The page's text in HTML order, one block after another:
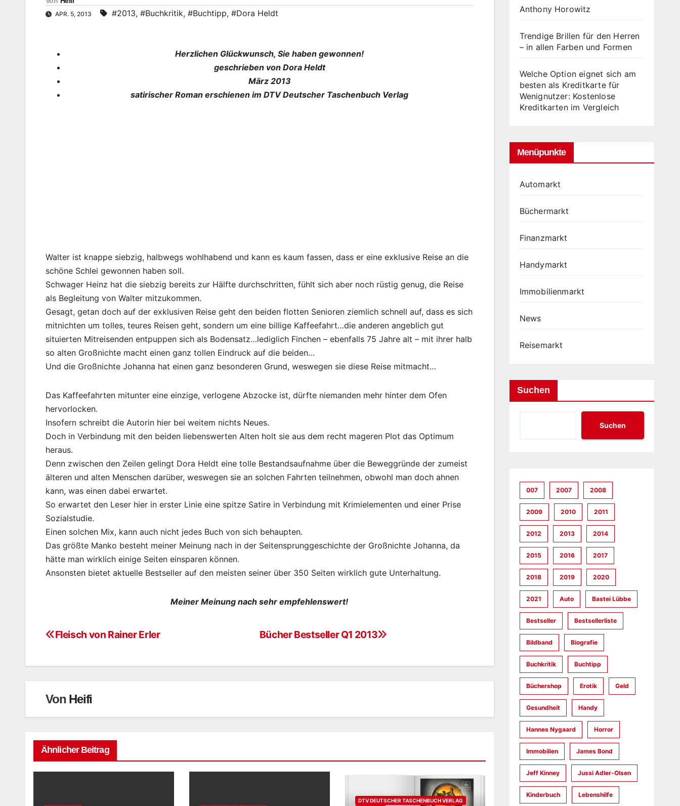
APR. 5, 2013 #2013, #Buchkritik, #Buchtipp, #Dora Heldt
Herzlichen Glückwunsch, Sie haben gewonnen!
geschrieben von Dora Heldt
März 2013
satirischer Roman erschienen im DTV Deutscher Taschenbuch Verlag
Walter ist knappe siebzig, halbwegs wohlhabend und kann es kaum fassen, dass er eine exklusive Reise an die
schöne Schlei gewonnen haben soll.
Schwager Heinz hat die siebzig bereits zur Hälfte durchschritten, fühlt sich aber noch rüstig genug, die Reise
als Begleitung von Walter mitzukommen.
Gesagt, getan doch auf der exklusiven Reise geht den beiden flotten Senioren ziemlich schnell auf, dass es sich
mitnichten um tolles, teures Reisen geht, sondern um eine billige Kaffeefahrt…die anderen angeblich gut
situierten Mitreisenden entpuppen sich als Bodensatz…lediglich Finchen – ebenfalls 75 Jahre alt – mit ihrer halb
so alten Großnichte macht einen ganz tollen Eindruck auf die beiden…
Und die Großnichte Johanna hat einen ganz besonderen Grund, weswegen sie diese Reise mitmacht…
Das Kaffeefahrten mitunter eine einzige, verlogene Abzocke ist, dürfte niemanden mehr hinter dem Ofen
hervorlocken.
Insofern schreibt die Autorin hier bei weitem nichts Neues.
Doch in Verbindung mit den beiden liebenswerten Alten holt sie aus dem recht mageren Plot das Optimum
heraus.
Denn zwischen den Zeilen gelingt Dora Heldt eine tolle Bestandsaufnahme über die Beweggründe der zumeist
älteren und alten Menschen darüber, weswegen sie an solchen Fahrten teilnehmen, obwohl man doch ahnen
kann, was einen dabei erwartet.
So erwartet den Leser hier in erster Linie eine spitze Satire in Verbindung mit Krimielementen und einer Prise
Sozialstudie.
Einen solchen Mix, kann auch nicht jedes Buch von sich behaupten.
Das größte Manko besteht meiner Meinung nach in der Seitensprunggeschichte der Großnichte Johanna, da
hätte man wirklich einige Seiten einsparen können.
Ansonsten bietet aktuelle Bestseller auf den meisten seiner über 350 Seiten wirklich gute Unterhaltung.
Meiner Meinung nach sehr empfehlenswert!
Beitragsnavigation Bücher Bestseller Q1 2013
Fleisch von Rainer Erler
Von Heifi
Ähnlicher Beitrag
DTV DEUTSCHER TASCHENBUCH VERLAG
Anthony Horowitz
Trendige Brillen für den Herren
– in allen Farben und Formen
Welche Option eignet sich am
besten als Kreditkarte für
Wenignutzer: Kostenlose
Kreditkarten im Vergleich
Menüpunkte
Automarkt
Büchermarkt
Finanzmarkt
Handymarkt
Immobilienmarkt
News
Reisemarkt
Suchen
Suchen
007 2007 2008
2009 2010 2011
2012 2013 2014
2015 2016 2017
2018 2019 2020
2021 Auto Bastei Lübbe
Bestseller Bestsellerliste
Bildband Biografie
Buchkritik Buchtipp
Büchershop Erotik Geld
Gesundheit Handy
Hannes Nygaard Horror
Immobilien James Bond
Jeff Kinney Jussi Adler-Olsen
Kinderbuch Lebenshilfe